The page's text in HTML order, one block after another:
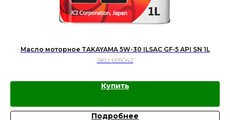
Масло моторное TAKAYAMA 5W-30 ILSAC GF-5 API SN 1L
SKU: 605042
Купить
Подробнее